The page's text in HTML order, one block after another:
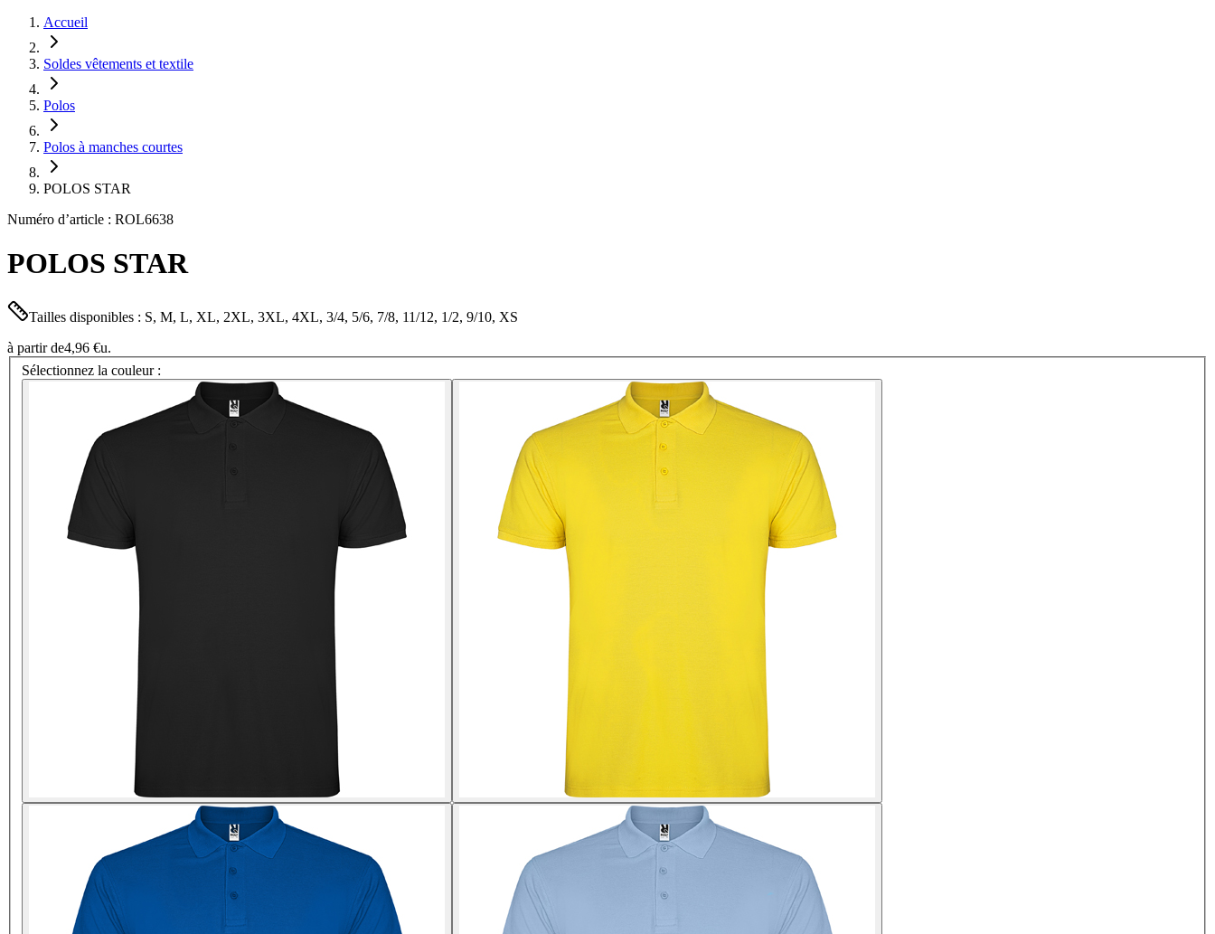
Accueil
Soldes vêtements et textile
Polos
Polos à manches courtes
POLOS STAR
Numéro d’article : ROL6638
POLOS STAR
Tailles disponibles : S, M, L, XL, 2XL, 3XL, 4XL, 3/4, 5/6, 7/8, 11/12, 1/2, 9/10, XS
à partir de4,96 €u.
Sélectionnez la couleur :